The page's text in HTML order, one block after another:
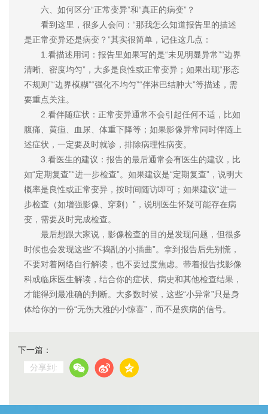
六、如何区分“正常变异”和“真正的病变”？
看到这里，很多人会问：“那我怎么知道报告里的描述
是正常变异还是病变？”其实很简单，记住这几点：
1.看描述用词：报告里如果写的是“未见明显异常”“边界
清晰、密度均匀”，大多是良性或正常变异；如果出现“形态
不规则”“边界模糊”“强化不均匀”“伴淋巴结肿大”等描述，需
要重点关注。
2.看伴随症状：正常变异通常不会引起任何不适，比如
腹痛、黄疸、血尿、体重下降等；如果影像异常同时伴随上
述症状，一定要及时就诊，排除病理性病变。
3.看医生的建议：报告的最后通常会有医生的建议，比
如“定期复查”“进一步检查”。如果建议是“定期复查”，说明大
概率是良性或正常变异，按时间随访即可；如果建议“进一
步检查（如增强影像、穿刺）”，说明医生怀疑可能存在病
变，需要及时完成检查。
最后想跟大家说，影像检查的目的是发现问题，但很多
时候也会发现这些“不捣乱的小插曲”。拿到报告后先别慌，
不要对着网络自行解读，也不要过度焦虑。带着报告找影像
科或临床医生解读，结合你的症状、病史和其他检查结果，
才能得到最准确的判断。大多数时候，这些“小异常”只是身
体给你的一份“无伤大雅的小惊喜”，而不是疾病的信号。
下一篇：
分享到: